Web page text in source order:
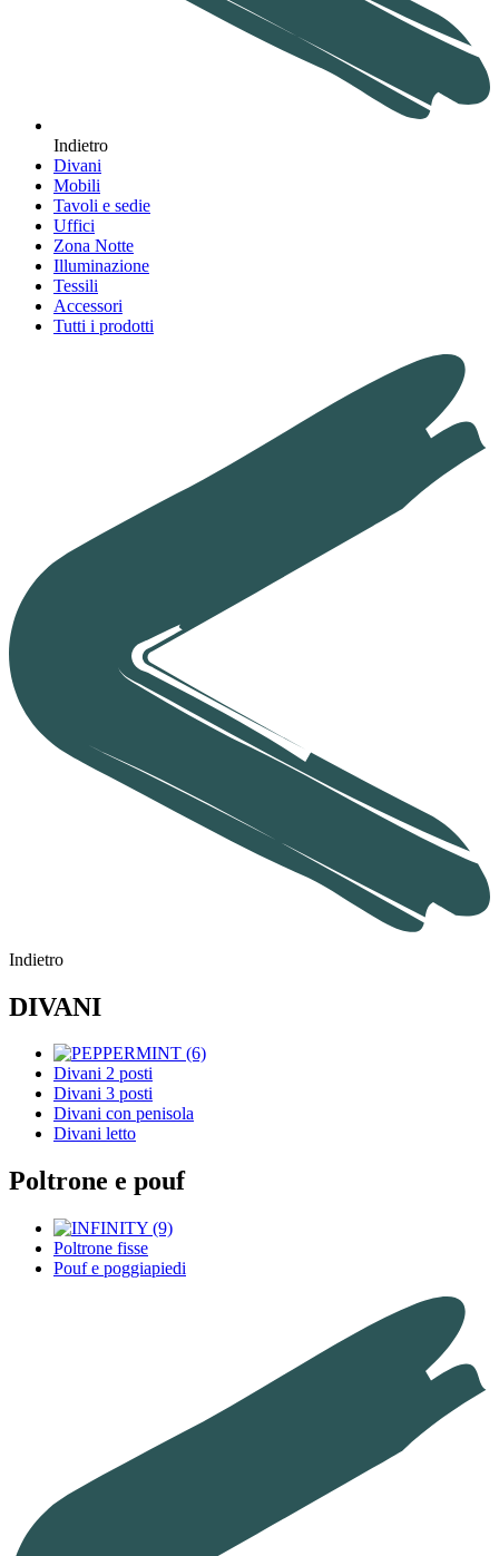
Indietro
Divani
Mobili
Tavoli e sedie
Uffici
Zona Notte
Illuminazione
Tessili
Accessori
Tutti i prodotti
Indietro
DIVANI
Divani 2 posti
Divani 3 posti
Divani con penisola
Divani letto
Poltrone e pouf
Poltrone fisse
Pouf e poggiapiedi